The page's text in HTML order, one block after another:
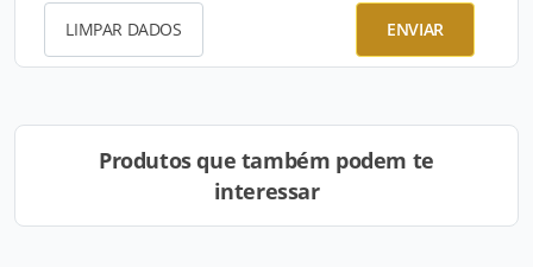
LIMPAR DADOS ENVIAR
Produtos que também podem te
interessar